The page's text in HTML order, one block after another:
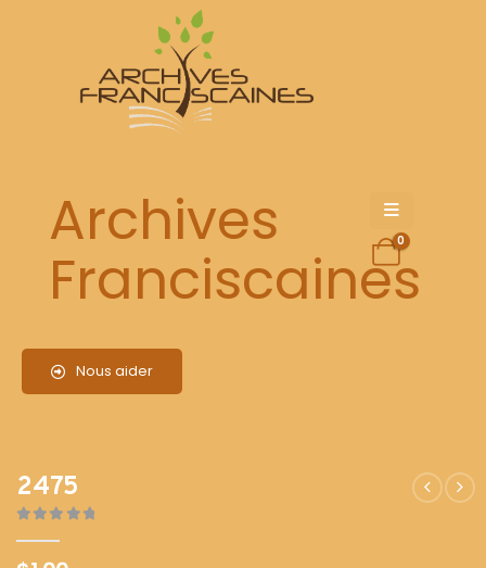
Archives
Franciscaines
Nous aider
0
2475